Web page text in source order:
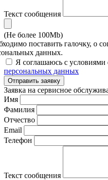
Текст сообщения
(Не более 100Mb)
поставить галочку, о
данных.
Я соглашаюсь с условиями
персональных данных
Отправить заявку
Заявка на сервисное
Имя
Фамилия
Отчество
Email
Телефон
Текст сообщения